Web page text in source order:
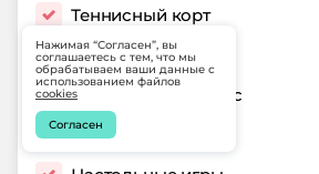
Теннисный корт
Караоке
Настольный теннис
Пешие прогулки
Нажимая “Согласен”, вы
соглашаетесь с тем, что мы
обрабатываем ваши данные с
использованием файлов
cookies
Согласен